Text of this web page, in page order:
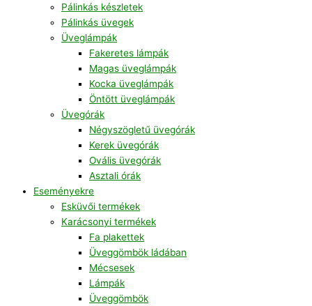
Pálinkás készletek
Pálinkás üvegek
Üveglámpák
Fakeretes lámpák
Magas üveglámpák
Kocka üveglámpák
Öntött üveglámpák
Üvegórák
Négyszögletű üvegórák
Kerek üvegórák
Ovális üvegórák
Asztali órák
Eseményekre
Esküvői termékek
Karácsonyi termékek
Fa plakettek
Üveggömbök ládában
Mécsesek
Lámpák
Üveggömbök